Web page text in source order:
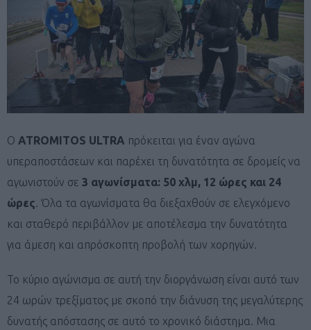
Ο ATROMITOS ULTRA πρόκειται για έναν αγώνα
υπεραποστάσεων και παρέχει τη δυνατότητα σε δρομείς να
αγωνιστούν σε 3 αγωνίσματα: 50 χλμ, 12 ώρες και 24
ώρες. Όλα τα αγωνίσματα θα διεξαχθούν σε ελεγχόμενο
και σταθερό περιβάλλον με αποτέλεσμα την δυνατότητα
για άμεση και απρόσκοπτη προβολή των χορηγών.
Το κύριο αγώνισμα σε αυτή την διοργάνωση είναι αυτό των
24 ωρών τρεξίματος με σκοπό την διάνυση της μεγαλύτερης
δυνατής απόστασης σε αυτό το χρονικό διάστημα. Μια